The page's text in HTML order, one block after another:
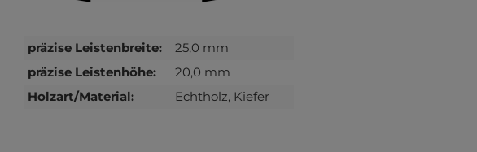
präzise Leistenbreite:
25,0 mm
präzise Leistenhöhe:
20,0 mm
Holzart/Material:
Echtholz, Kiefer